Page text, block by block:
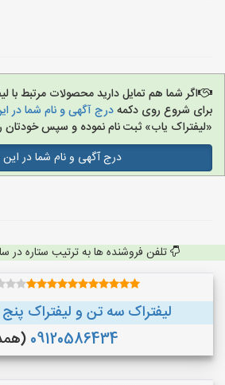
اگر شما هم تمایل دارید محصولات مرتبط با
برای شروع روی دکمهدرج آگهی و نام شما در
«لیفتراک یاب» ثبت نام نموده و سپس خودتان
درج آگهی و نام شما در
تلفن فروشنده ها به ترتیب ستاره در
لیفتراک سه تن و لیفتراک
09120586434